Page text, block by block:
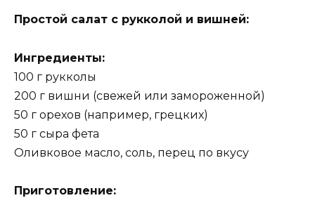
Простой салат с рукколой и вишней:
Ингредиенты:
100 г рукколы
200 г вишни (свежей или замороженной)
50 г орехов (например, грецких)
50 г сыра фета
Оливковое масло, соль, перец по вкусу
Приготовление: